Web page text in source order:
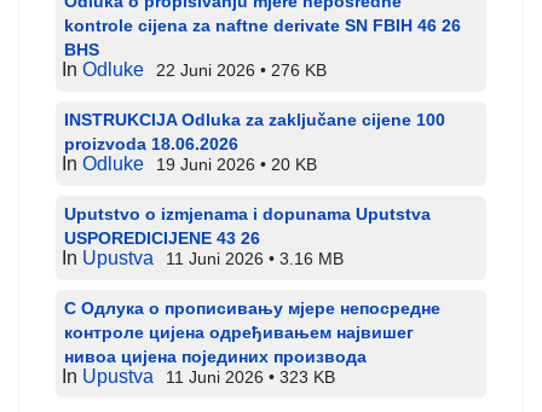
kontrole cijena za naftne derivate SN FBIH 46 26
BHS
In Odluke 22 Juni 2026 276 KB
INSTRUKCIJA Odluka za zaključane cijene 100
proizvoda 18.06.2026
In Odluke 19 Juni 2026 20 KB
Uputstvo o izmjenama i dopunama Uputstva
USPOREDICIJENE 43 26
In Upustva 11 Juni 2026 3.16 MB
С Одлука о прописивању мјере непосредне
контроле цијена одређивањем највишег
нивоа цијена појединих производа
In Upustva 11 Juni 2026 323 KB